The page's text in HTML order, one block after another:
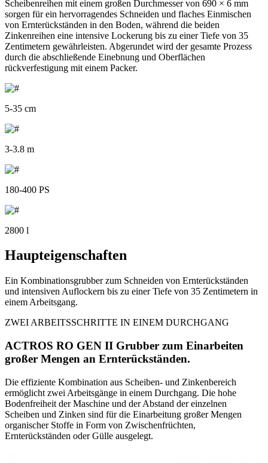
Scheibenreihen mit einem großen Durchmesser von 690 × 6 mm
sorgen für ein hervorragendes Schneiden und flaches Einmischen
von Ernterückständen in den Boden, während die beiden
Zinkenreihen eine intensive Lockerung bis zu einer Tiefe von 35
Zentimetern gewährleisten. Abgerundet wird der gesamte Prozess
durch die abschließende Einebnung und Oberflächen
rückverfestigung mit einem Packer.
5-35 cm
3-3.8 m
180-400 PS
2800 l
Haupteigenschaften
Ein Kombinationsgrubber zum Schneiden von Ernterückständen
und intensiven Auflockern bis zu einer Tiefe von 35 Zentimetern in
einem Arbeitsgang.
ZWEI ARBEITSSCHRITTE IN EINEM DURCHGANG
ACTROS RO GEN II Grubber zum Einarbeiten
großer Mengen an Ernterückständen.
Die effiziente Kombination aus Scheiben- und Zinkenbereich
ermöglicht zwei Arbeitsgänge in einem Durchgang. Die hohe
Bodenfreiheit der Maschine und der Abstand der einzelnen
Scheiben und Zinken sind für die Einarbeitung großer Mengen
organischer Stoffe in Form von Zwischenfrüchten,
Ernterückständen oder Gülle ausgelegt.